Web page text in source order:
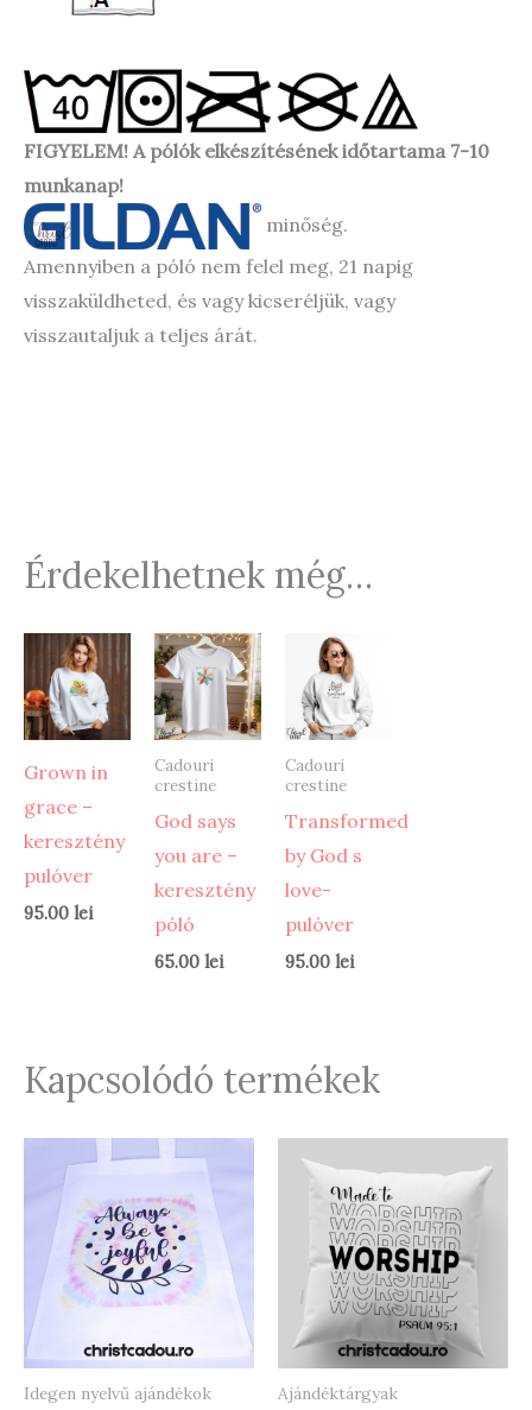
FIGYELEM! A pólók elkészítésének időtartama 7-10
munkanap!
minőség.
Amennyiben a póló nem felel meg, 21 napig
visszaküldheted, és vagy kicseréljük, vagy
visszautaljuk a teljes árát.
Érdekelhetnek még…
Grown in
grace –
keresztény
pulóver
95.00 lei
Cadouri
crestine
God says
you are –
keresztény
póló
65.00 lei
Cadouri
crestine
Transformed
by God s
love-
pulóver
95.00 lei
Kapcsolódó termékek
Idegen nyelvű ajándékok Ajándéktárgyak